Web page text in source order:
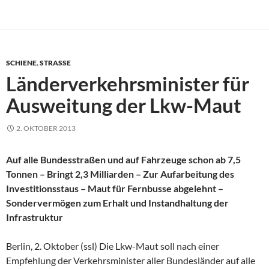
SCHIENE,STRASSE
Länderverkehrsminister für
Ausweitung der Lkw-Maut
2. OKTOBER 2013
Auf alle Bundesstraßen und auf Fahrzeuge schon ab 7,5
Tonnen – Bringt 2,3 Milliarden – Zur Aufarbeitung des
Investitionsstaus – Maut für Fernbusse abgelehnt –
Sondervermögen zum Erhalt und Instandhaltung der
Infrastruktur
Berlin, 2. Oktober (ssl) Die Lkw-Maut soll nach einer
Empfehlung der Verkehrsminister aller Bundesländer auf alle